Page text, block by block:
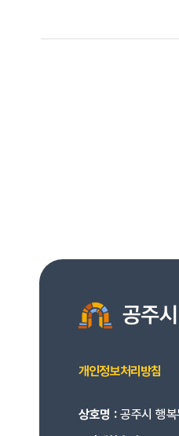
개인정보처리방침
상호명 :공주시 행복